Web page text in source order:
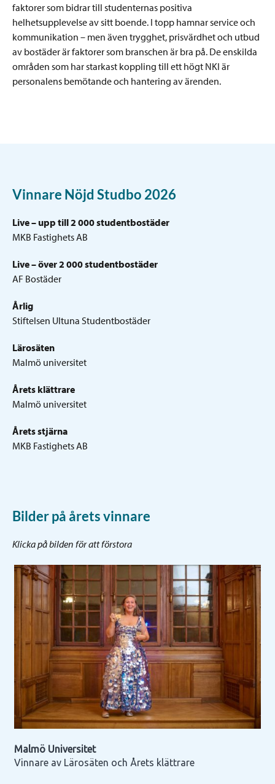
faktorer som bidrar till studenternas positiva
helhetsupplevelse av sitt boende. I topp hamnar service och
kommunikation – men även trygghet, prisvärdhet och utbud
av bostäder är faktorer som branschen är bra på. De enskilda
områden som har starkast koppling till ett högt NKI är
personalens bemötande och hantering av ärenden.
Vinnare Nöjd Studbo 2026
Live – upp till 2 000 studentbostäder
MKB Fastighets AB
Live – över 2 000 studentbostäder
AF Bostäder
Årlig
Stiftelsen Ultuna Studentbostäder
Lärosäten
Malmö universitet
Årets klättrare
Malmö universitet
Årets stjärna
MKB Fastighets AB
Bilder på årets vinnare
Klicka på bilden för att förstora
Malmö Universitet
Vinnare av Lärosäten och Årets klättrare